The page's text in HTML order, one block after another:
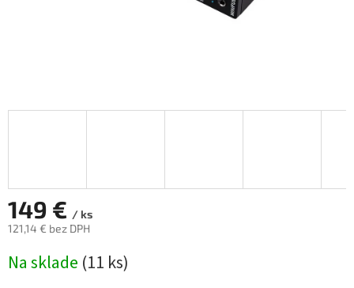
149 € / ks
121,14 € bez DPH
cena:
Na sklade (11 ks)